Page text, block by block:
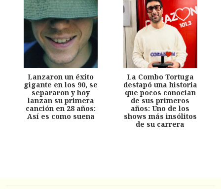
Lanzaron un éxito
gigante en los 90, se
separaron y hoy
lanzan su primera
canción en 28 años:
Así es como suena
La Combo Tortuga
destapó una historia
que pocos conocían
de sus primeros
años: Uno de los
shows más insólitos
de su carrera